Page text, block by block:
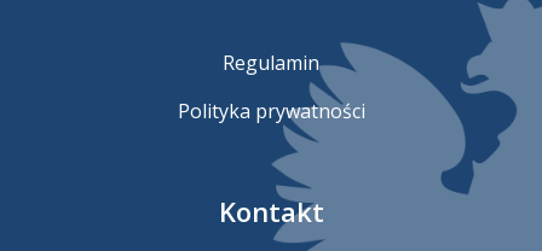
Regulamin
Polityka prywatności
Kontakt